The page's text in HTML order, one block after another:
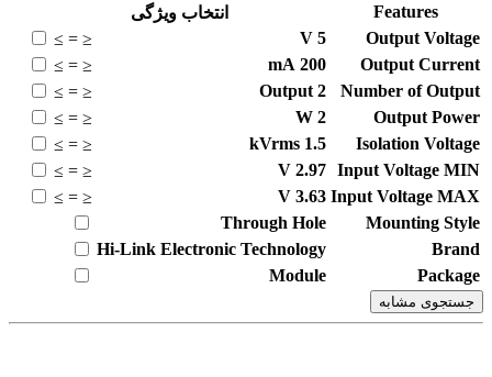
Features
انتخاب ویژگی
Output Voltage
5
V
≤
=
≥
Output Current
200
mA
≤
=
≥
Number of Output
2
Output
≤
=
≥
Output Power
2
W
≤
=
≥
Isolation Voltage
1.5
kVrms
≤
=
≥
Input Voltage MIN
2.97
V
≤
=
≥
Input Voltage MAX
3.63
V
≤
=
≥
Mounting Style
Through Hole
Brand
Hi-Link Electronic Technology
Package
Module
جستجوی مشابه